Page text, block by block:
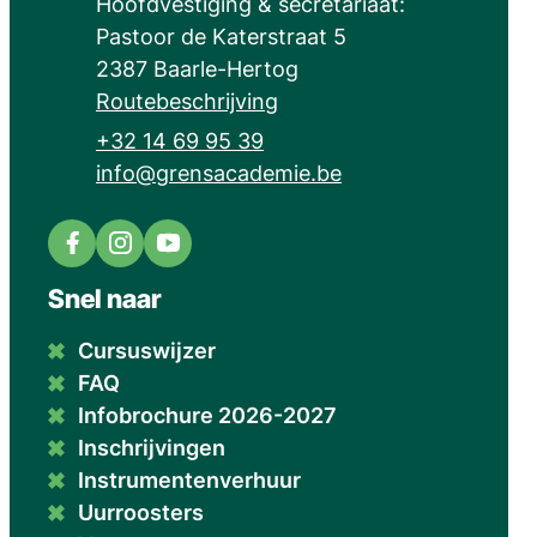
Pastoor de Katerstraat 5
,2387 Baarle-Hertog
Routebeschrijving
+32 14 69 95 39
E-mailinfo@grensacademie.be
FacebookGrensacademie
Instagram
YouTube
Snel naar
Cursuswijzer
FAQ
Infobrochure 2026-2027
Inschrijvingen
Instrumentenverhuur
Uurroosters